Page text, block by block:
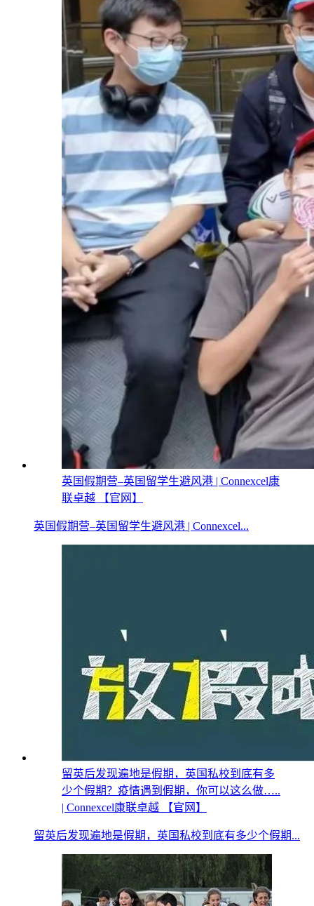
英国假期营–英国留学生避风港 | Connexcel康
联卓越 【官网】
英国假期营–英国留学生避风港 | Connexcel...
留英后发现遍地是假期，英国私校到底有多
少个假期？疫情遇到假期，你可以这么做…..
| Connexcel康联卓越 【官网】
留英后发现遍地是假期，英国私校到底有多少个假期...